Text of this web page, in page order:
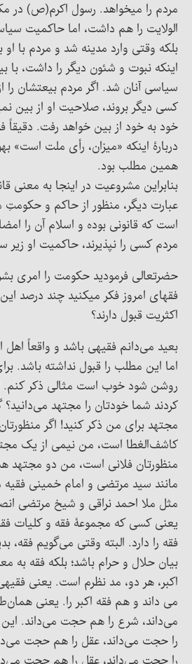
مردم را میخواهد. رسول اکرم(ص) در
الولایت را هم داشت، اما حاکمیت
بلکه وقتی وارد مدینه شد و مردم با او
اینکه نبوت و شئون دیگر را داشت، با
سیاسی آنان شد. اگر مردم بیعتشان را
کسی دیگر بروند، صلاحیت او از بین
خود به خود از بین خواهد رفت. دقیقاً
دربارۀ اینکه «میزان، رأی ملت است»
همین مطلب بود.
بنابراین مشروعیت در اینجا به معنی
عبارت دیگر، منظور از حاکم و
است که قانونی بوده و اسلام آن را
مردم کسی را نپذیرند، حاکمیت او زیر
حضرتعالی فرمودید حکومت را امری
فقهای امروز فکر میکنید چند درصد این
اکثریت قبول دارند؟
بعید می‌دانم فقیهی باشد و واقعاً اهل
اما این مطلب را قبول نداشته باشد.
روشن شود خوب است مثالی ذکر کنم.
کردند شما خودتان را مجتهد می‌دانید؟
مجتهد برای من ذکر کنید! اگر
کاشف‌الغطا است، من نیمی از یک
منظورتان فلانی است، من دو مجتهد
مانند سید مرتضی و امام خمینی
مثل ملا احمد نراقی و شیخ مرتضی
یعنی کسی که مجموعۀ فقه و کلیات
فقه را دارد. البته وقتی می‌گویم فقه،
بیان حلال و حرام باشد؛ بلکه فقه به
اکبر، هر دو، مد نظرم است. یعنی
می داند و هم فقه اکبر را. یعنی
می‌داند، شرع را هم حجت می‌داند.
را حجت می‌داند، عقل را هم حجت